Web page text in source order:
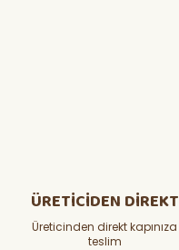
ÜRETİCİDEN DİREKT
Üreticinden direkt kapınıza
teslim